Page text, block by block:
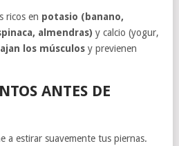
ricos en potasio (banano,
almendras) y calcio (yogur,
los músculosy previenen
ANTES DE
a estirar suavemente tus piernas.